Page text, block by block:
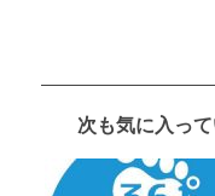
次も気に入っ